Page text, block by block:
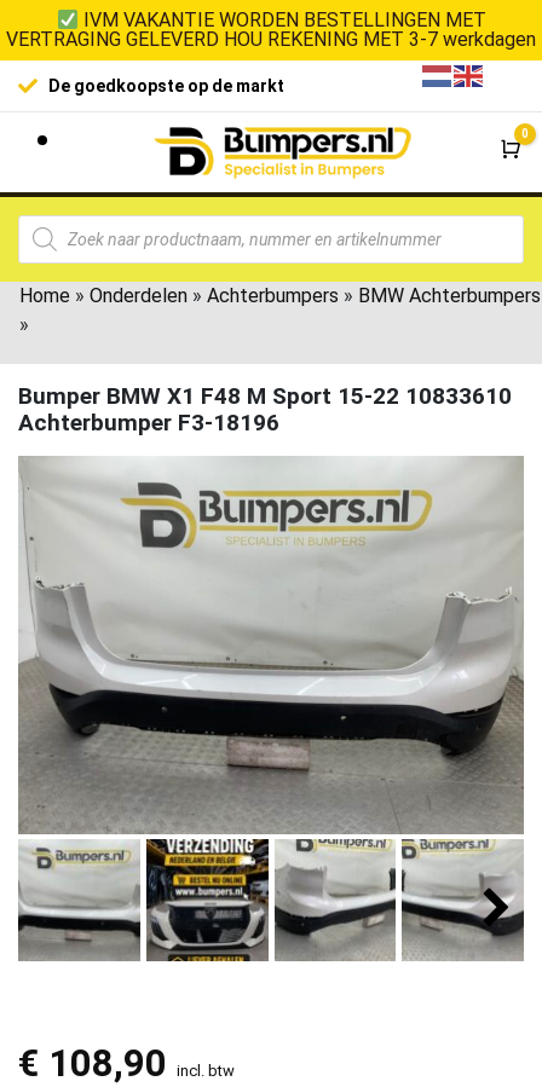
IVM VAKANTIE WORDEN BESTELLINGEN MET
VERTRAGING GELEVERD HOU REKENING MET 3-7 werkdagen
op de markt 100%
0
Home » Onderdelen » Achterbumpers » BMW Achterbumpers
»
Bumper BMW X1 F48 M Sport 15-22 10833610
Achterbumper F3-18196
€ 108,90 incl. btw